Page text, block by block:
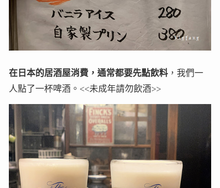
在日本的居酒屋消費，通常都要先點飲料，我們一
人點了一杯啤酒。<<未成年請勿飲酒>>